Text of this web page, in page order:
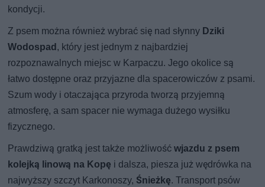
kondycji.
Z psem można również wybrać się nad słynny Dziki
Wodospad, który jest jednym z najbardziej
rozpoznawalnych miejsc w Karpaczu. Jego okolice są
łatwo dostępne oraz przyjazne dla spacerowiczów z psami.
Szum wody i otaczająca przyroda tworzą przyjemną
atmosferę, a sam spacer nie wymaga dużego wysiłku
fizycznego.
Prawdziwą gratką jest także możliwośćwjazdu z psem
kolejką linową na Kopę i dalsza, piesza już wędrówka na
najwyższy szczyt Karkonoszy, Śnieżkę. Transport psów